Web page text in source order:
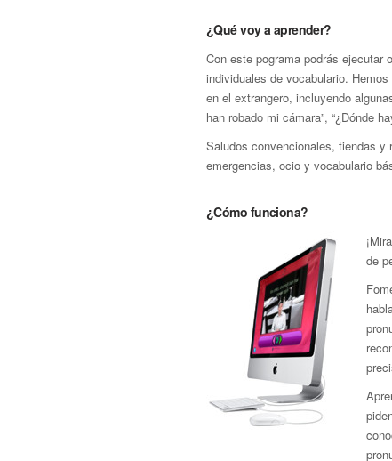
¿Qué voy a aprender?
Con este pograma podrás ejecutar
individuales de vocabulario.
en el extrangero, incluyendo
han robado mi cámara”, “¿Dónde
Saludos convencionales, tiendas
emergencias, ocio y vocabulario
¿Cómo funciona?
de